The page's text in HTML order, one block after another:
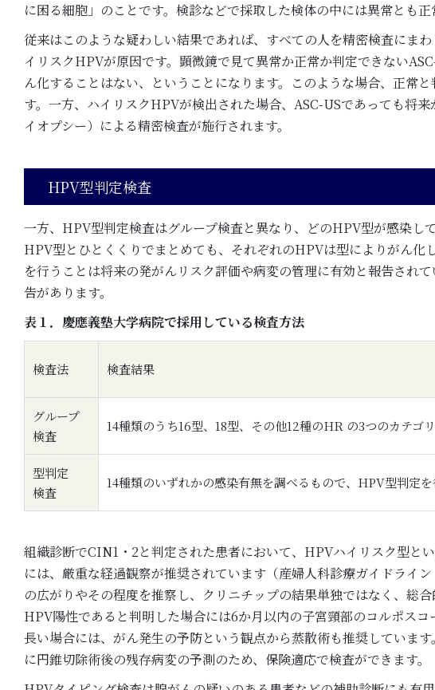
に困る細胞」のことです。検診などで採取した検体の中には異常とも
従来はこのような疑わしい結果であれば、すべての人を精密検査にま
イリスクHPVが原因です。顕微鏡で見て異常か正常か判定できない
ん化することはない、ということになります。このような場合、正常
す。一方、ハイリスクHPVが検出された場合、ASC-USであっても将
イオプシー）による精密検査が施行されます。
HPV型判定検査
一方、HPV型判定検査はグループ検査と異なり、どのHPV型が感染し
HPV型とひとくくりでまとめても、それぞれのHPVは型によりがん
を行うことは将来の発がんリスク評価や病変の管理に有効と報告され
告があります。
表１．慶應義塾大学病院で採用している検査方法
検査法 検査結果
グループ
検査
14種類のうち16型、18型、その他12種のHR の3つのカテゴ
型判定
検査
14種類のいずれかの感染有無を調べるもので、HPV型判定を
組織診断でCIN1・2と判定された患者において、HPVハイリスク型と
には、厳重な経過観察が推奨されています（産婦人科診療ガイドラ
の広がりやその程度を推察し、クリニチップの結果単独ではなく、総
HPV陽性であると判明した場合には6か月以内の子宮頸部のコルポス
長い場合には、がん発生の予防という観点から蒸散術も推奨していま
に円錐切除術後の残存病変の予測のため、保険適応で検査ができます。